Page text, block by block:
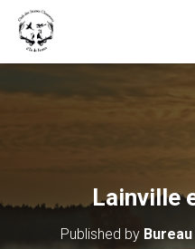
Lainville
Published by Bureau